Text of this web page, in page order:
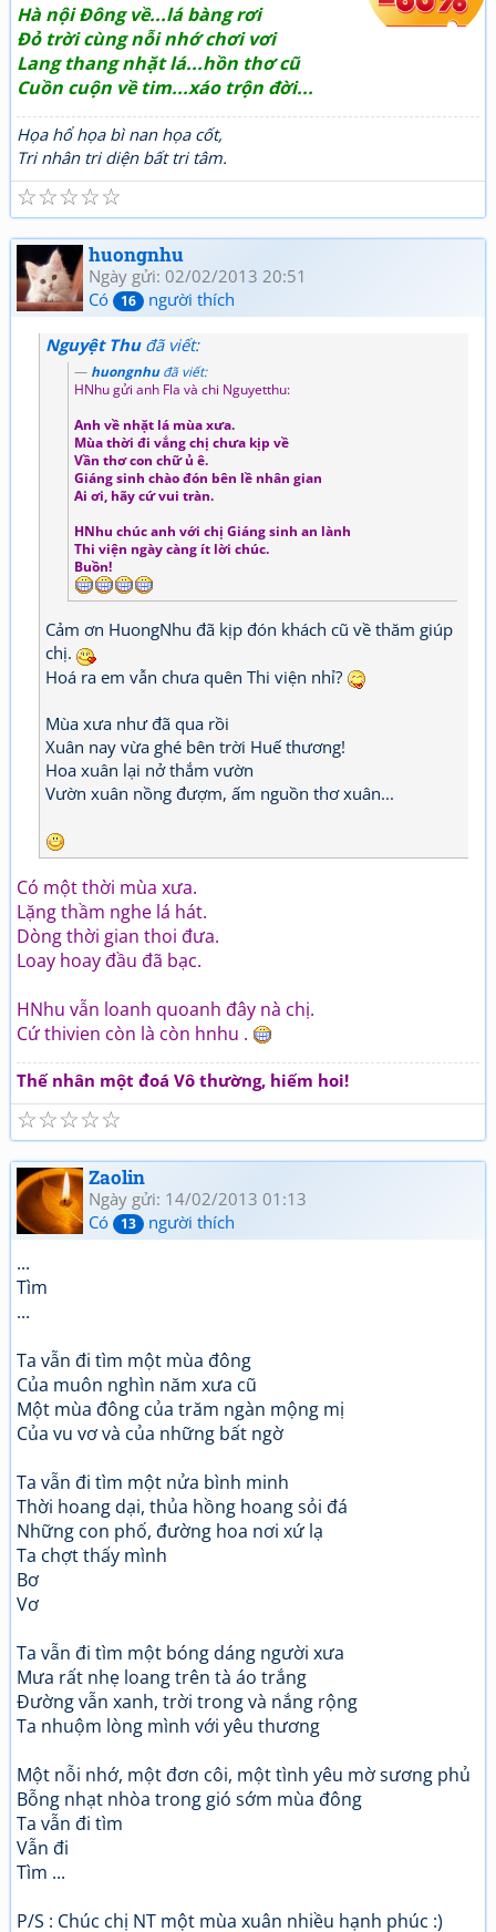
Hà nội Đông về...lá bàng rơi
Đỏ trời cùng nỗi nhớ chơi vơi
Lang thang nhặt lá...hồn thơ cũ
Cuồn cuộn về tim...xáo trộn đời...
Họa hổ họa bì nan họa cốt,
Tri nhân tri diện bất tri tâm.
☆
☆
☆
☆
☆
huongnhu
Ngày gửi: 02/02/2013 20:51
Có
16 người thích
Nguyệt Thuđã viết:
huongnhuđã viết:
HNhu gửi anh Fla và chi Nguyetthu:
Anh về nhặt lá mùa xưa.
Mùa thời đi vắng chị chưa kịp về
Vần thơ con chữ ủ ê.
Giáng sinh chào đón bên lề nhân gian
Ai ơi, hãy cứ vui tràn.
HNhu chúc anh với chị Giáng sinh an lành
Thi viện ngày càng ít lời chúc.
Buồn!
Cảm ơn HuongNhu đã kịp đón khách cũ về thăm giúp
chị.
Hoá ra em vẫn chưa quên Thi viện nhỉ?
Mùa xưa như đã qua rồi
Xuân nay vừa ghé bên trời Huế thương!
Hoa xuân lại nở thắm vườn
Vườn xuân nồng đượm, ấm nguồn thơ xuân...
Có một thời mùa xưa.
Lặng thầm nghe lá hát.
Dòng thời gian thoi đưa.
Loay hoay đầu đã bạc.
HNhu vẫn loanh quoanh đây nà chị.
Cứ thivien còn là còn hnhu .
Thế nhân một đoá Vô thường, hiếm hoi!
☆
☆
☆
☆
☆
Zaolin
Ngày gửi: 14/02/2013 01:13
Có
13 người thích
...
Tìm
...
Ta vẫn đi tìm một mùa đông
Của muôn nghìn năm xưa cũ
Một mùa đông của trăm ngàn mộng mị
Của vu vơ và của những bất ngờ
Ta vẫn đi tìm một nửa bình minh
Thời hoang dại, thủa hồng hoang sỏi đá
Những con phố, đường hoa nơi xứ lạ
Ta chợt thấy mình
Bơ
Vơ
Ta vẫn đi tìm một bóng dáng người xưa
Mưa rất nhẹ loang trên tà áo trắng
Đường vẫn xanh, trời trong và nắng rộng
Ta nhuộm lòng mình với yêu thương
Một nỗi nhớ, một đơn côi, một tình yêu mờ sương phủ
Bỗng nhạt nhòa trong gió sớm mùa đông
Ta vẫn đi tìm
Vẫn đi
Tìm ...
P/S : Chúc chị NT một mùa xuân nhiều hạnh phúc :)